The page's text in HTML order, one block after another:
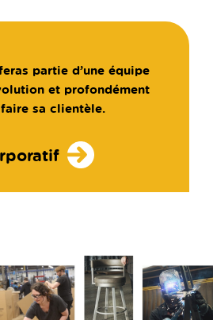
partie d’une équipe
et profondément
sa clientèle.